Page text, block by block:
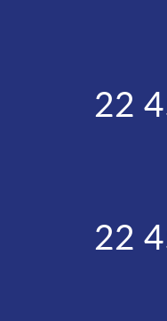
22
22